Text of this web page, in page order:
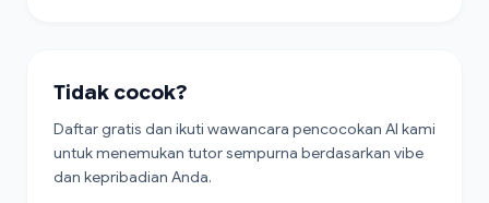
Tidak cocok?
Daftar gratis dan ikuti wawancara pencocokan AI kami
untuk menemukan tutor sempurna berdasarkan vibe
dan kepribadian Anda.